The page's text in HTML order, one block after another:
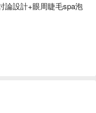
論設計+眼周睫毛spa泡